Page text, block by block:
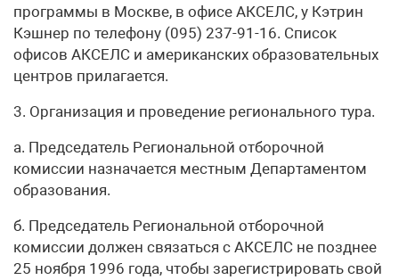
программы в Москве, в офисе АКСЕЛС, у Кэтрин
Кэшнер по телефону (095) 237-91-16. Список
офисов АКСЕЛС и американских образовательных
центров прилагается.
3. Организация и проведение регионального тура.
а. Председатель Региональной отборочной
комиссии назначается местным Департаментом
образования.
б. Председатель Региональной отборочной
комиссии должен связаться с АКСЕЛС не позднее
25 ноября 1996 года, чтобы зарегистрировать свой